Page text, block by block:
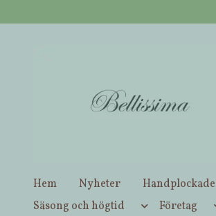
Öppettider butik Inderøy: Tisdag-
Hem Nyheter
Säsong och högtid
Företag